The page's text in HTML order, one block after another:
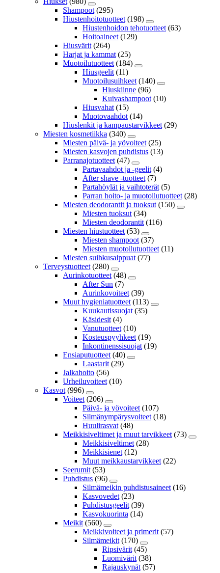
Shampoot (295)
Hiustenhoitotuotteet (198)
Hiustenhoidon tehotuotteet (63)
Hoitoaineet (129)
Hiusvärit (264)
Harjat ja kammat (25)
Muotoilutuotteet (184)
Hiusgeelit (11)
Muotoilusuihkeet (140)
Hiuskiinne (96)
Kuivashampoot (10)
Hiusvahat (15)
Muotovaahdot (14)
Hiuslenkit ja kampaustarvikkeet (29)
Miesten kosmetiikka (340)
Miesten päivä- ja yövoiteet (25)
Miesten kasvojen puhdistus (13)
Parranajotuotteet (47)
Partavaahdot ja -geelit (4)
After shave -tuotteet (7)
Partahöylät ja vaihtoterät (5)
Parran hoito- ja muotoilutuotteet (28)
Miesten deodorantit ja tuoksut (150)
Miesten tuoksut (34)
Miesten deodorantit (116)
Miesten hiustuotteet (53)
Miesten shampoot (37)
Miesten muotoilutuotteet (11)
Miesten suihkusaippuat (77)
Terveystuotteet (280)
Aurinkotuotteet (48)
After Sun (7)
Aurinkovoiteet (39)
Muut hygieniatuotteet (113)
Kuukautissuojat (35)
Käsidesit (4)
Vanutuotteet (10)
Kosteuspyyhkeet (19)
Inkontinenssisuojat (19)
Ensiaputuotteet (40)
Laastarit (29)
Jalkahoito (56)
Urheiluvoiteet (10)
Kasvot (996)
Voiteet (206)
Päivä- ja yövoiteet (107)
Silmänympärysvoiteet (18)
Huulirasvat (48)
Meikkisiveltimet ja muut tarvikkeet (73)
Meikkisiveltimet (28)
Meikkisienet (12)
Muut meikkaustarvikkeet (22)
Seerumit (53)
Puhdistus (96)
Silmämeikin puhdistusaineet (16)
Kasvovedet (23)
Puhdistusgeelit (39)
Kasvokuorinta (14)
Meikit (560)
Meikkivoiteet ja primerit (57)
Silmämeikit (170)
Ripsivärit (45)
Luomivärit (38)
Rajauskynät (57)